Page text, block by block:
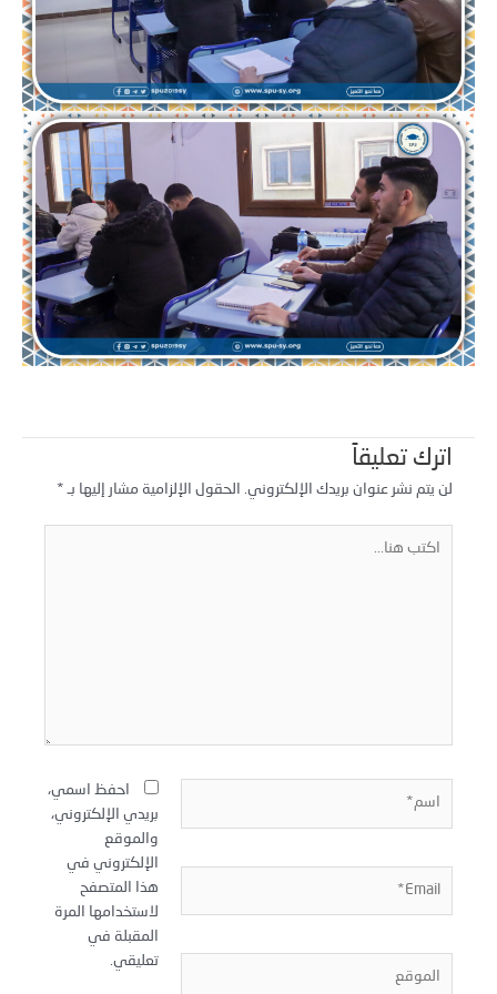
اترك تعليقاً
لن يتم نشر عنوان بريدك الإلكتروني. الحقول الإلزامية مشار إليها بـ
احفظ اسمي،
بريدي الإلكتروني،
والموقع
الإلكتروني في
هذا المتصفح
لاستخدامها المرة
المقبلة في
تعليقي.